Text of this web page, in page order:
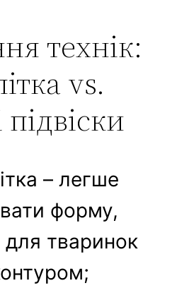
технік:
vs.
– легше
форму,
для тваринок